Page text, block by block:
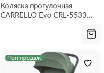
Коляска прогулочная
CARRELLO Evo CRL-5533
Топ продаж